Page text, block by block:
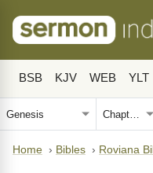
BSB KJV WEB YLT
Home › Bibles › Roviana